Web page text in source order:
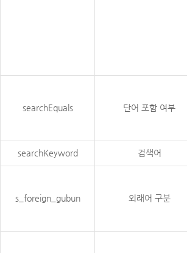
searchEquals 단어 포함 여부
searchKeyword 검색어
s_foreign_gubun 외래어 구분